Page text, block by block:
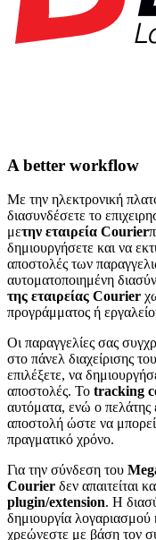
A better workflow
Με την ηλεκτρονική
διασυνδέσετε το
μετην εταιρεία Courier
δημιουργήσετε και να
αποστολές των
αυτοματοποιημένη
της εταιρείας Courier
προγράμματος ή
Οι παραγγελίες σας
στο πάνελ διαχείρισης
επιλέξετε, να
αποστολές. Το tracking
αυτόματα, ενώ ο πελάτης
αποστολή ώστε να
πραγματικό χρόνο.
Για την σύνδεση του
Courier δεν απαιτείται
plugin/extension. H
δημιουργία λογαριασμού
χρεώνεστε με βάση τον